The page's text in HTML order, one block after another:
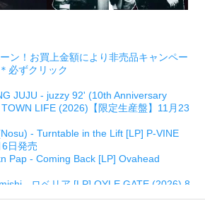
ン！お買上金額により非売品キャンペー
必ずクリック
JUJU - juzzy 92' (10th Anniversary
LIFE (2026)【限定生産盤】11月23
- Turntable in the Lift [LP] P-VINE
日発売
Pap - Coming Back [LP] Ovahead
- ロベリア [LP] OYLE GATE (2026) 8